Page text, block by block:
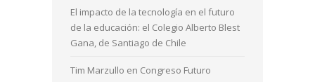
El impacto de la tecnología en el futuro
de la educación: el Colegio Alberto Blest
Gana, de Santiago de Chile
Tim Marzullo en Congreso Futuro